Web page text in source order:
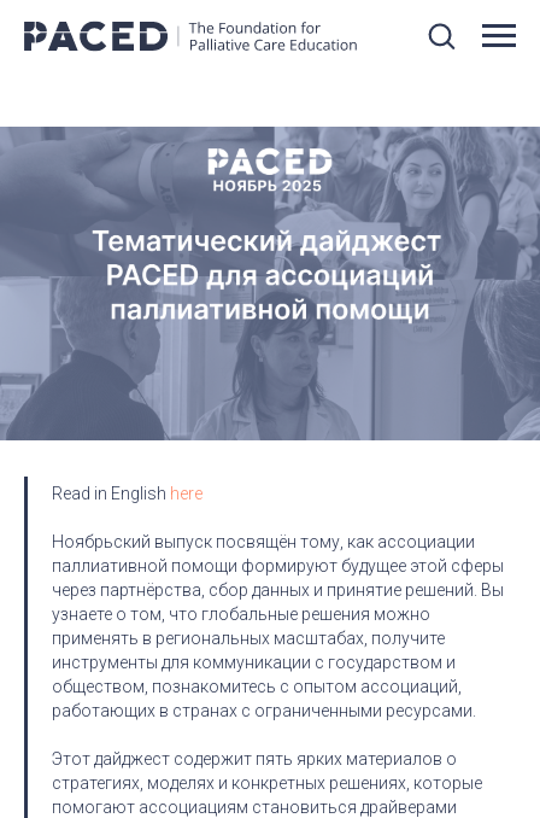
Read in English here
Ноябрьский выпуск посвящён тому, как ассоциации
паллиативной помощи формируют будущее этой сферы
через партнёрства, сбор данных и принятие решений. Вы
узнаете о том, что глобальные решения можно
применять в региональных масштабах, получите
инструменты для коммуникации с государством и
обществом, познакомитесь с опытом ассоциаций,
работающих в странах с ограниченными ресурсами.
Этот дайджест содержит пять ярких материалов о
стратегиях, моделях и конкретных решениях, которые
помогают ассоциациям становиться драйверами